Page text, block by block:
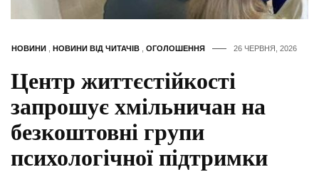
НОВИНИ НОВИНИ ВІД ЧИТАЧІВ ОГОЛОШЕННЯ 26 ЧЕРВНЯ, 2026
Центр життєстійкості
запрошує хмільничан на
безкоштовні групи
психологічної підтримки